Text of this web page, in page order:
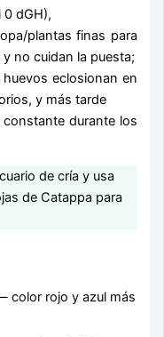
0 dGH),
plantas finas para
no cuidan la puesta;
eclosionan en
y más tarde
constante durante los
de cría y usa
de Catappa para